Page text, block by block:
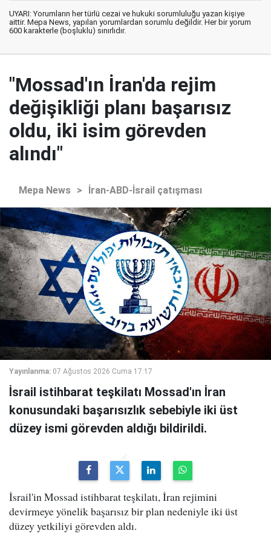
UYARI: Yorumların her türlü cezai ve hukuki sorumluluğu yazan kişiye
aittir. Mepa News, yapılan yorumlardan sorumlu değildir. Her bir yorum
600 karakterle (boşluklu) sınırlıdır.
"Mossad'ın İran'da rejim
değişikliği planı başarısız
oldu, iki isim görevden
alındı"
Mepa News > İran-ABD-İsrail çatışması
Yayınlanma: 07 Ağustos 2026 Cuma 17:17
İsrail istihbarat teşkilatı Mossad'ın İran
konusundaki başarısızlık sebebiyle iki üst
düzey ismi görevden aldığı bildirildi.
İsrail'in Mossad istihbarat teşkilatı, İran rejimini
devirmeye yönelik başarısız bir plan nedeniyle iki üst
düzey yetkiliyi görevden aldı.